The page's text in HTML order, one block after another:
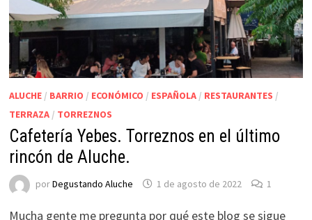
ALUCHE/ BARRIO / ECONÓMICO / ESPAÑOLA/ RESTAURANTES /
TERRAZA/ TORREZNOS
Cafetería Yebes. Torreznos en el último
rincón de Aluche.
porDegustando Aluche 1 de agosto de 2022 1
Mucha gente me pregunta por qué este blog se sigue